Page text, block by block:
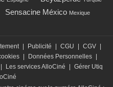
Sensacine México Mexique
| Publicité | CGU | CGV |
| Données Personnelles |
| Les services AlloCiné | Gérer Utiq